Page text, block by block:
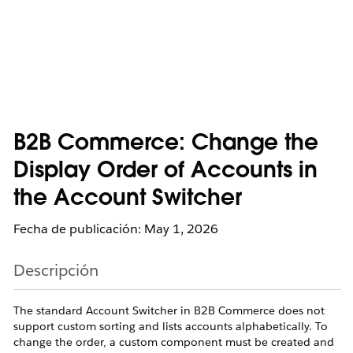
B2B Commerce: Change the
Display Order of Accounts in
the Account Switcher
Fecha de publicación: May 1, 2026
Descripción
The standard Account Switcher in B2B Commerce does not
support custom sorting and lists accounts alphabetically. To
change the order, a custom component must be created and